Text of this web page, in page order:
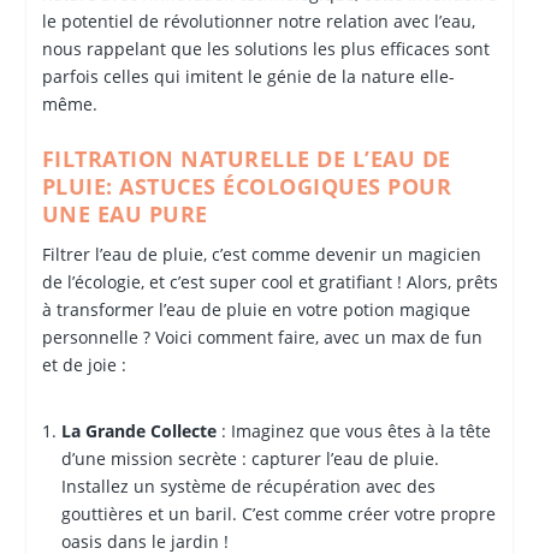
le potentiel de révolutionner notre relation avec l’eau,
nous rappelant que les solutions les plus efficaces sont
parfois celles qui imitent le génie de la nature elle-
même.
FILTRATION NATURELLE DE L’EAU DE
PLUIE: ASTUCES ÉCOLOGIQUES POUR
UNE EAU PURE
Filtrer l’eau de pluie, c’est comme devenir un magicien
de l’écologie, et c’est super cool et gratifiant ! Alors, prêts
à transformer l’eau de pluie en votre potion magique
personnelle ? Voici comment faire, avec un max de fun
et de joie :
La Grande Collecte: Imaginez que vous êtes à la tête
d’une mission secrète : capturer l’eau de pluie.
Installez un système de récupération avec des
gouttières et un baril. C’est comme créer votre propre
oasis dans le jardin !